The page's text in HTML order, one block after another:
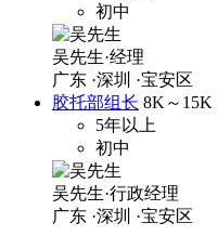
初中
吴先生·经理
广东 ·深圳 ·宝安区
胶托部组长 8K～15K
5年以上
初中
吴先生·行政经理
广东 ·深圳 ·宝安区